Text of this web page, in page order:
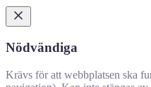
Nödvändiga
Krävs för att webbplatsen ska